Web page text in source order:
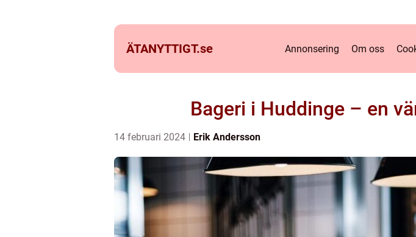
ÄTANYTTIGT.se Annonsering Om oss
Bageri i Huddinge – en
14 februari 2024 Erik Andersson